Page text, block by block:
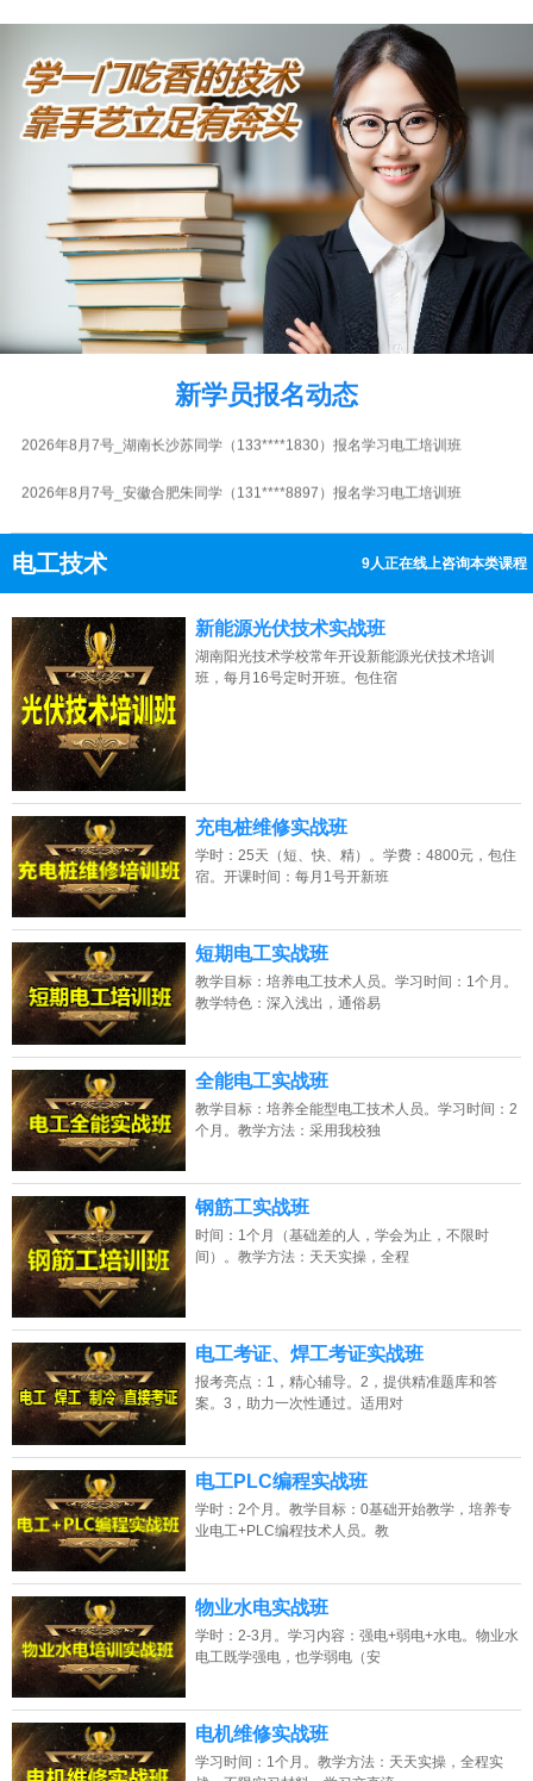
新学员报名动态
2026年8月7号_山西太原韩同学（189****9926）报名学习电工培训班
2026年8月7号_北京谭同学（131****8884）报名学习电工培训班
2026年8月7号_广东广州胡同学（134****0172）报名学习电工培训班
2026年8月7号_湖北武汉谭同学（133****0399）报名学习电工培训班
2026年8月7号_河北石家庄周同学（132****2907）报名学习电工培训班
2026年8月7号_浙江杭州吴同学（186****1635）报名学习电工培训班
2026年8月7号_河北石家庄周同学（130****0153）报名学习电工培训班
2026年8月7号_北京江同学（138****6338）报名学习电工培训班
2026年8月7号_贵州贵阳吴同学（188****9540）报名学习电工培训班
电工技术 9人正在线上咨询本类课程
点击免费咨询电话：13807313137
新能源光伏技术实战班
湖南阳光技术学校常年开设新能源光伏技术培训
班，每月16号定时开班。包住宿
充电桩维修实战班
学时：25天（短、快、精）。学费：4800元，包住
宿。开课时间：每月1号开新班
短期电工实战班
教学目标：培养电工技术人员。学习时间：1个月。
教学特色：深入浅出，通俗易
全能电工实战班
教学目标：培养全能型电工技术人员。学习时间：2
个月。教学方法：采用我校独
钢筋工实战班
时间：1个月（基础差的人，学会为止，不限时
间）。教学方法：天天实操，全程
电工考证、焊工考证实战班
报考亮点：1，精心辅导。2，提供精准题库和答
案。3，助力一次性通过。适用对
电工PLC编程实战班
学时：2个月。教学目标：0基础开始教学，培养专
业电工+PLC编程技术人员。教
物业水电实战班
学时：2-3月。学习内容：强电+弱电+水电。物业水
电工既学强电，也学弱电（安
电机维修实战班
学习时间：1个月。教学方法：天天实操，全程实